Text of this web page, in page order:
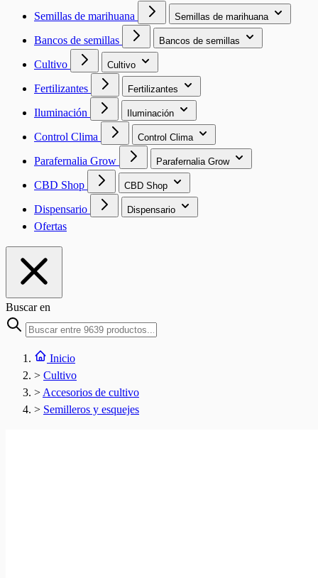
Semillas de marihuana Semillas de marihuana
Bancos de semillas Bancos de semillas
Cultivo Cultivo
Fertilizantes Fertilizantes
Iluminación Iluminación
Control Clima Control Clima
Parafernalia Grow Parafernalia Grow
CBD Shop CBD Shop
Dispensario Dispensario
Ofertas
Buscar en
Inicio
> Cultivo
> Accesorios de cultivo
> Semilleros y esquejes